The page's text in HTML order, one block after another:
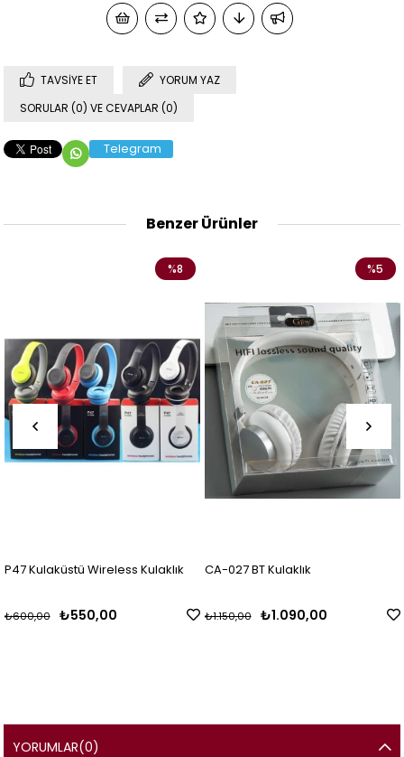
TAVSIYE ET
YORUM YAZ
SORULAR (0) VE CEVAPLAR (0)
Telegram
Benzer Ürünler
P47 Kulaküstü Wireless Kulaklık
₺550,00
₺600,00
%8
CA-027 BT Kulaklık
₺1.090,00
₺1.150,00
%5
YORUMLAR(0)